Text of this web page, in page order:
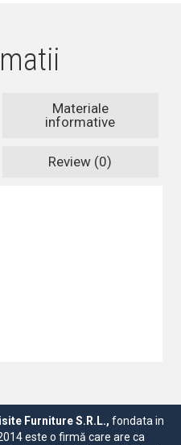
Materiale
informative
Review (0)
Furniture S.R.L.,fondata in
este o firmă care are ca